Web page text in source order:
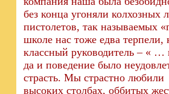
без конца угоняли колхозных
пистолетов, так называемых
школе нас тоже едва терпели,
классный руководитель – « …
да и поведение было
страсть. Мы страстно любили
высоких столбах, оббитых